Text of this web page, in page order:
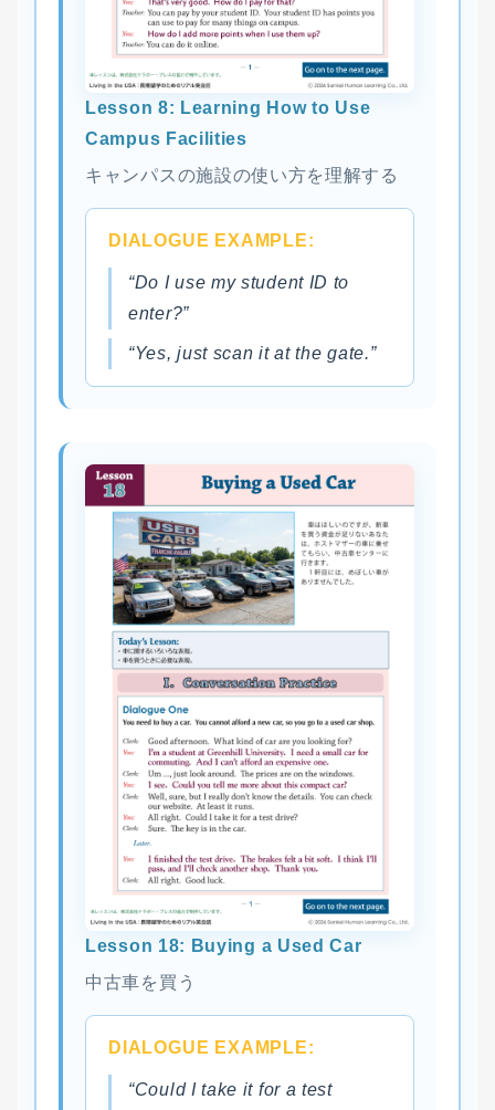
Lesson 8: Learning How to Use
Campus Facilities
キャンパスの施設の使い方を理解する
DIALOGUE EXAMPLE:
“Do I use my student ID to
enter?”
“Yes, just scan it at the gate.”
Lesson 18: Buying a Used Car
中古車を買う
DIALOGUE EXAMPLE:
“Could I take it for a test